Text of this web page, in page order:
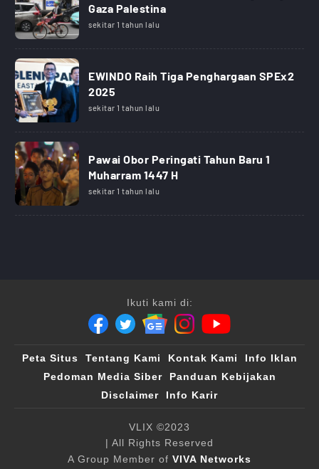
Gaza Palestina
sekitar 1 tahun lalu
EWINDO Raih Tiga Penghargaan SPEx2
2025
sekitar 1 tahun lalu
Pawai Obor Peringati Tahun Baru 1
Muharram 1447 H
sekitar 1 tahun lalu
Ikuti kami di:
Peta Situs Tentang Kami Kontak Kami
Info Iklan
Pedoman Media Siber
Panduan Kebijakan
Disclaimer
Info Karir
VLIX ©2023
| All Rights Reserved
A Group Member of VIVA Networks